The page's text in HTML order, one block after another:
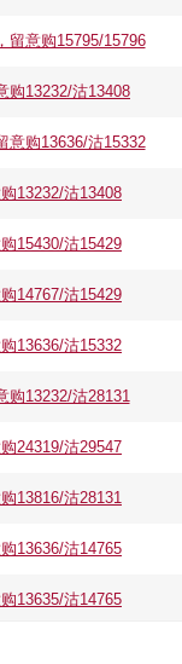
留意购15795/15796
购13232/沽13408
意购13636/沽15332
13232/沽13408
15430/沽15429
14767/沽15429
13636/沽15332
购13232/沽28131
24319/沽29547
13816/沽28131
13636/沽14765
13635/沽14765